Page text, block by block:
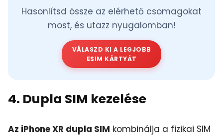
Hasonlítsd össze az elérhető csomagokat
most, és utazz nyugalomban!
VÁLASZD KI A LEGJOBB
ESIM KÁRTYÁT
4. Dupla SIM kezelése
Az iPhone XR dupla SIM kombinálja a fizikai SIM